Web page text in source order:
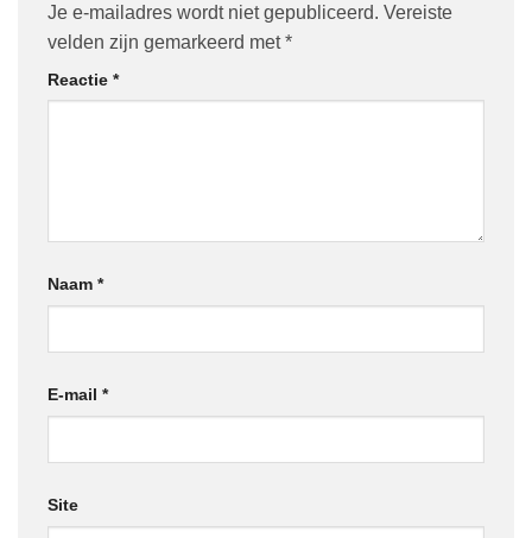
Je e-mailadres wordt niet gepubliceerd. Vereiste
velden zijn gemarkeerd met*
Reactie *
Naam *
E-mail *
Site